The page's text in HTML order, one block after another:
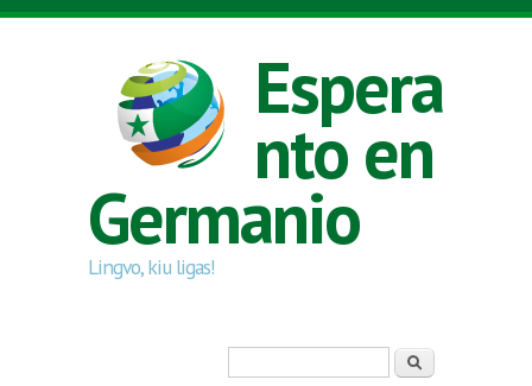
Skip to main content
Espera
nto en
Germanio
Lingvo, kiu ligas!